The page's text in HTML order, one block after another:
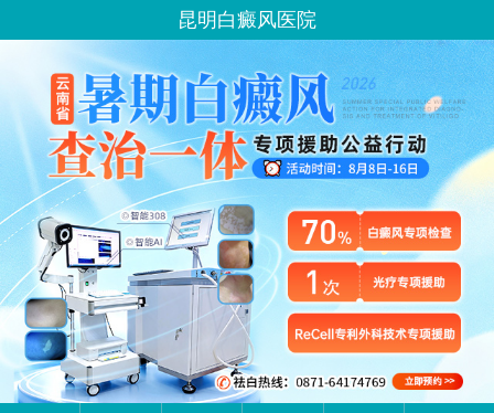
昆明白癜风医院